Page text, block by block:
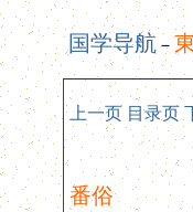
国学导航 －
上一页 目录页
番俗